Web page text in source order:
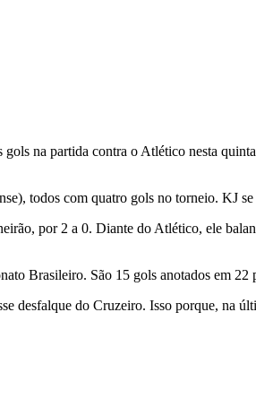
na partida contra o Atlético nesta
todos com quatro gols no torneio. KJ
por 2 a 0. Diante do Atlético, ele
Brasileiro. São 15 gols anotados em 22
do Cruzeiro. Isso porque, na